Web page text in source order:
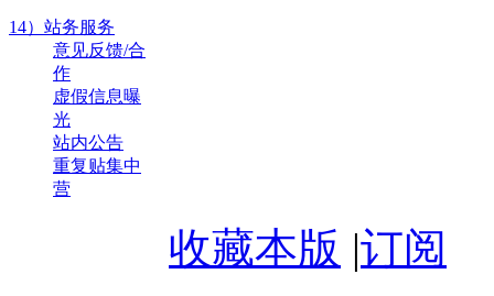
14）站务服务
意见反馈/合
作
虚假信息曝
光
站内公告
重复贴集中
营
收藏本版 |订阅